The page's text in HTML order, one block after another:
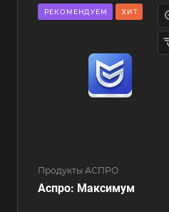
РЕКОМЕНДУЕМ ХИТ
Продукты АСПРО
Аспро: Максимум